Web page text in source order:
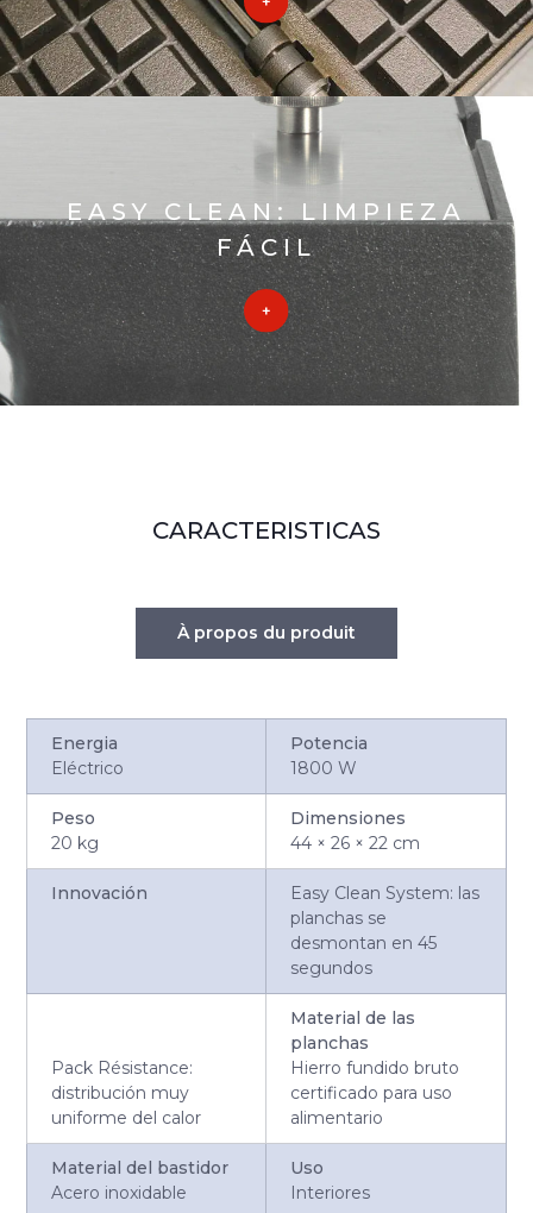
EASY CLEAN: LIMPIEZA
FÁCIL
CARACTERISTICAS
À propos du produit
Energia
Eléctrico
Potencia
1800 W
Peso
20 kg
Dimensiones
44 × 26 × 22 cm
Innovación
Easy Clean System: las
planchas se
desmontan en 45
segundos
Pack Résistance:
distribución muy
uniforme del calor
Material de las
planchas
Hierro fundido bruto
certificado para uso
alimentario
Material del bastidor
Acero inoxidable
Uso
Interiores